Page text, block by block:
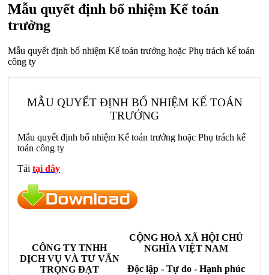
Mẫu quyết định bổ nhiệm Kế toán
trưởng
Mẫu quyết định bổ nhiệm Kế toán trưởng hoặc Phụ trách kế toán
công ty
MẪU QUYẾT ĐỊNH BỔ NHIỆM KẾ TOÁN
TRƯỞNG
Mẫu quyết định bổ nhiệm Kế toán trưởng hoặc Phụ trách kế
toán công ty
Tải tại đây
CÔNG TY TNHH
DỊCH VỤ VÀ TƯ VẤN
TRỌNG ĐẠT
CỘNG HOÀ XÃ HỘI CHỦ
NGHĨA VIỆT NAM
Độc lập - Tự do - Hạnh phúc